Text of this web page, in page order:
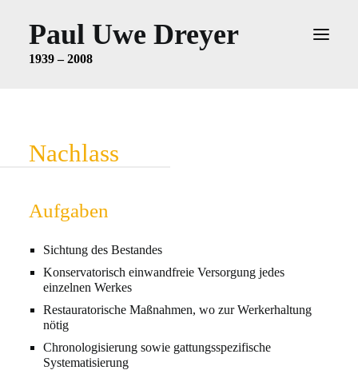
Paul Uwe Dreyer
1939 – 2008
KÜNSTLER
UMFANG
BEARBEITERIN
KONTAKT
WERKVERZEICHNIS
Nachlass
Aufgaben
Sichtung des Bestandes
Konservatorisch einwandfreie Versorgung jedes
einzelnen Werkes
Restauratorische Maßnahmen, wo zur Werkerhaltung
nötig
Chronologisierung sowie gattungsspezifische
Systematisierung